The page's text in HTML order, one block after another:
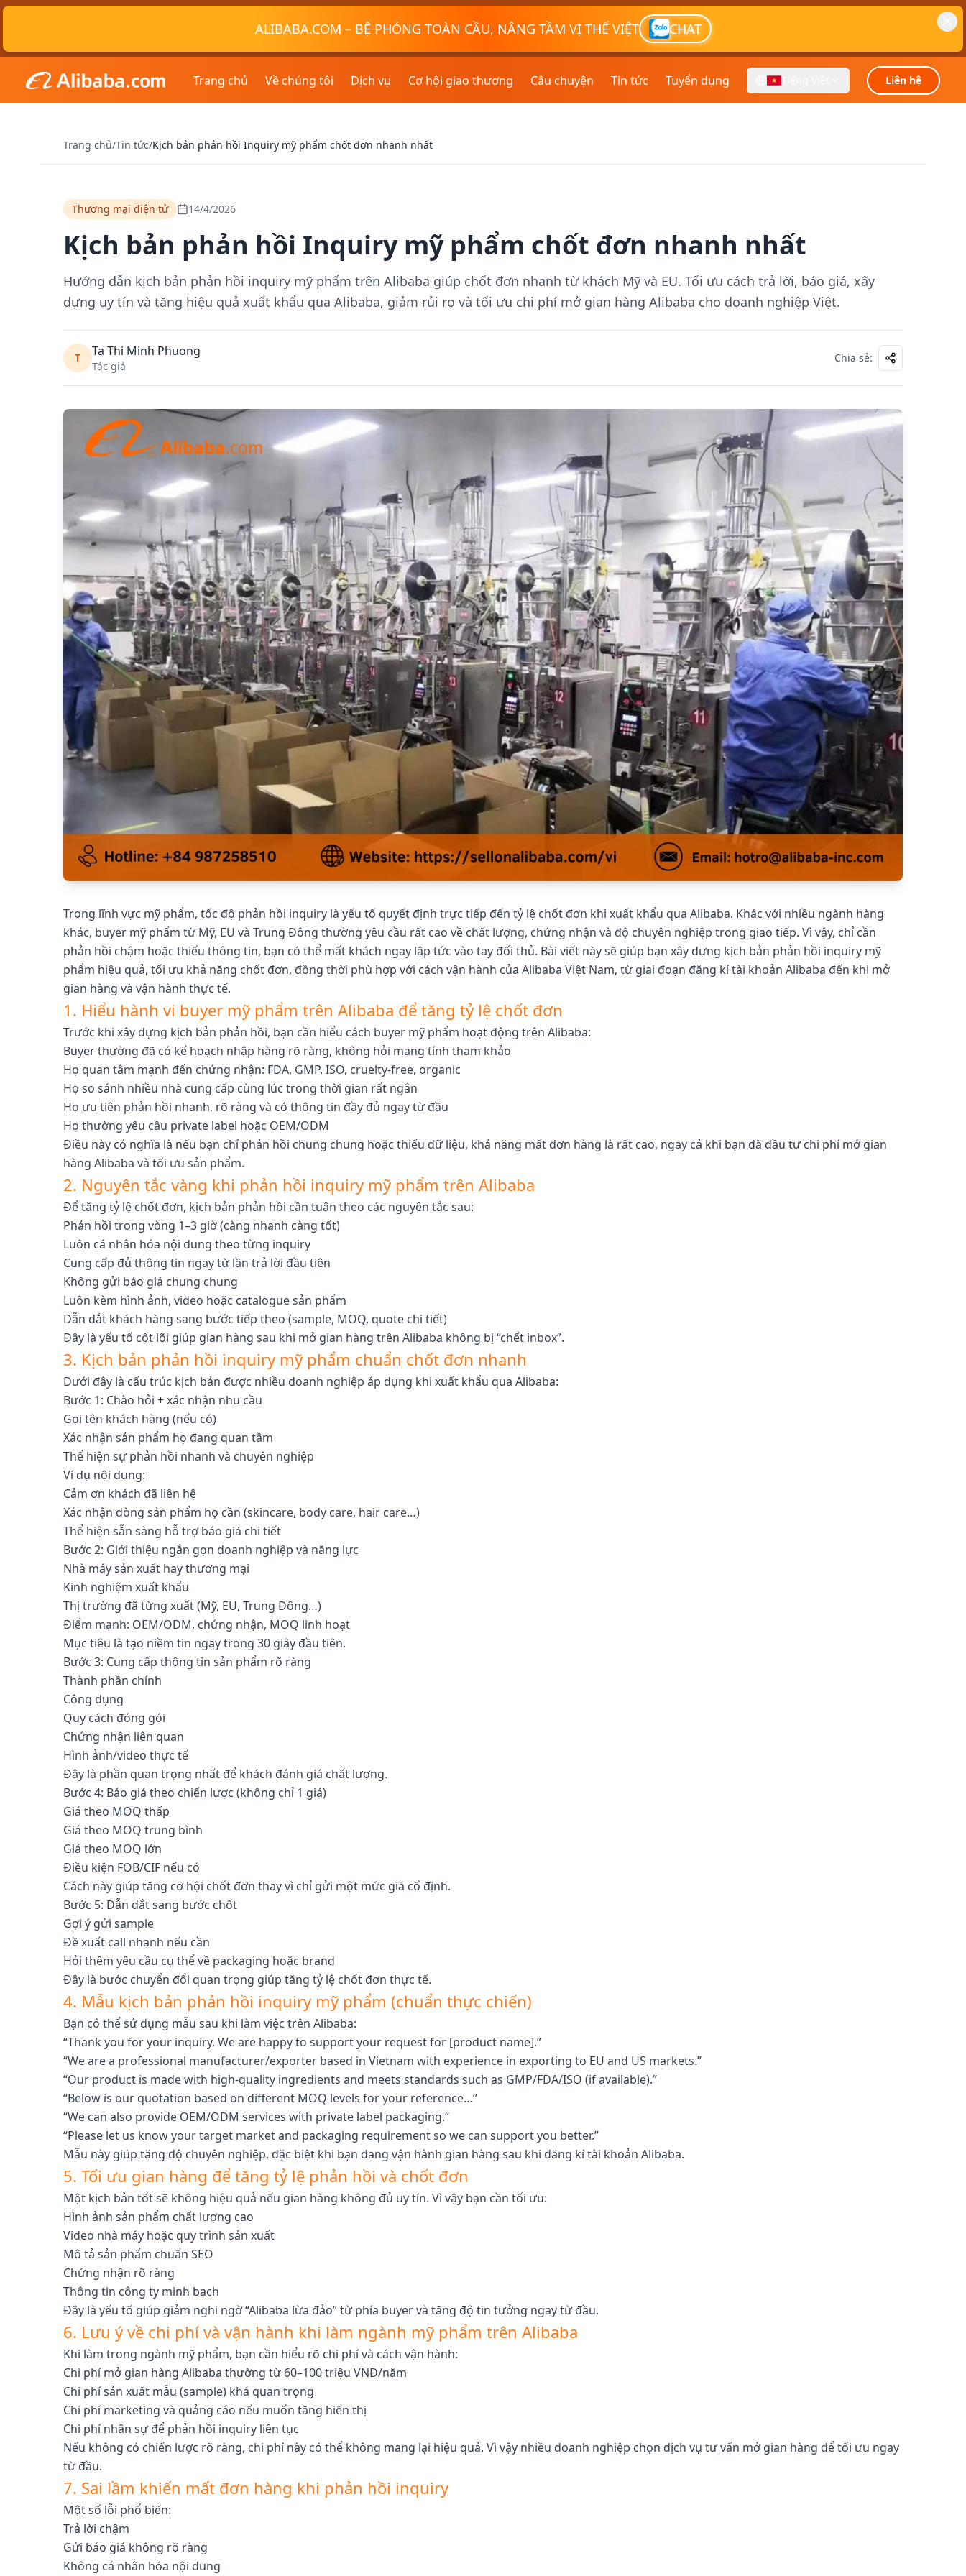
ALIBABA.COM – BỆ PHÓNG TOÀN CẦU, NÂNG TẦM VỊ THẾ VIỆT CHAT
Trang chủ Về chúng tôi Dịch vụ Cơ hội giao thương Câu chuyện Tin tức Tuyển dụng Liên hệ
Trang chủ/Tin tức/Kịch bản phản hồi Inquiry mỹ phẩm chốt đơn nhanh nhất
Thương mại điện tử 14/4/2026
Kịch bản phản hồi Inquiry mỹ phẩm chốt đơn nhanh nhất
Hướng dẫn kịch bản phản hồi inquiry mỹ phẩm trên Alibaba giúp chốt đơn nhanh từ khách Mỹ và EU. Tối ưu cách trả lời, báo giá, xây
dựng uy tín và tăng hiệu quả xuất khẩu qua Alibaba, giảm rủi ro và tối ưu chi phí mở gian hàng Alibaba cho doanh nghiệp Việt.
T Ta Thi Minh Phuong
Tác giả
Chia sẻ:
Trong lĩnh vực mỹ phẩm, tốc độ phản hồi inquiry là yếu tố quyết định trực tiếp đến tỷ lệ chốt đơn khi xuất khẩu qua Alibaba. Khác với nhiều ngành hàng
khác, buyer mỹ phẩm từ Mỹ, EU và Trung Đông thường yêu cầu rất cao về chất lượng, chứng nhận và độ chuyên nghiệp trong giao tiếp. Vì vậy, chỉ cần
phản hồi chậm hoặc thiếu thông tin, bạn có thể mất khách ngay lập tức vào tay đối thủ. Bài viết này sẽ giúp bạn xây dựng kịch bản phản hồi inquiry mỹ
phẩm hiệu quả, tối ưu khả năng chốt đơn, đồng thời phù hợp với cách vận hành của Alibaba Việt Nam, từ giai đoạn đăng kí tài khoản Alibaba đến khi mở
gian hàng và vận hành thực tế.
1. Hiểu hành vi buyer mỹ phẩm trên Alibaba để tăng tỷ lệ chốt đơn
Trước khi xây dựng kịch bản phản hồi, bạn cần hiểu cách buyer mỹ phẩm hoạt động trên Alibaba:
Buyer thường đã có kế hoạch nhập hàng rõ ràng, không hỏi mang tính tham khảo
Họ quan tâm mạnh đến chứng nhận: FDA, GMP, ISO, cruelty-free, organic
Họ so sánh nhiều nhà cung cấp cùng lúc trong thời gian rất ngắn
Họ ưu tiên phản hồi nhanh, rõ ràng và có thông tin đầy đủ ngay từ đầu
Họ thường yêu cầu private label hoặc OEM/ODM
Điều này có nghĩa là nếu bạn chỉ phản hồi chung chung hoặc thiếu dữ liệu, khả năng mất đơn hàng là rất cao, ngay cả khi bạn đã đầu tư chi phí mở gian
hàng Alibaba và tối ưu sản phẩm.
2. Nguyên tắc vàng khi phản hồi inquiry mỹ phẩm trên Alibaba
Để tăng tỷ lệ chốt đơn, kịch bản phản hồi cần tuân theo các nguyên tắc sau:
Phản hồi trong vòng 1–3 giờ (càng nhanh càng tốt)
Luôn cá nhân hóa nội dung theo từng inquiry
Cung cấp đủ thông tin ngay từ lần trả lời đầu tiên
Không gửi báo giá chung chung
Luôn kèm hình ảnh, video hoặc catalogue sản phẩm
Dẫn dắt khách hàng sang bước tiếp theo (sample, MOQ, quote chi tiết)
Đây là yếu tố cốt lõi giúp gian hàng sau khi mở gian hàng trên Alibaba không bị “chết inbox”.
3. Kịch bản phản hồi inquiry mỹ phẩm chuẩn chốt đơn nhanh
Dưới đây là cấu trúc kịch bản được nhiều doanh nghiệp áp dụng khi xuất khẩu qua Alibaba:
Bước 1: Chào hỏi + xác nhận nhu cầu
Gọi tên khách hàng (nếu có)
Xác nhận sản phẩm họ đang quan tâm
Thể hiện sự phản hồi nhanh và chuyên nghiệp
Ví dụ nội dung:
Cảm ơn khách đã liên hệ
Xác nhận dòng sản phẩm họ cần (skincare, body care, hair care…)
Thể hiện sẵn sàng hỗ trợ báo giá chi tiết
Bước 2: Giới thiệu ngắn gọn doanh nghiệp và năng lực
Nhà máy sản xuất hay thương mại
Kinh nghiệm xuất khẩu
Thị trường đã từng xuất (Mỹ, EU, Trung Đông…)
Điểm mạnh: OEM/ODM, chứng nhận, MOQ linh hoạt
Mục tiêu là tạo niềm tin ngay trong 30 giây đầu tiên.
Bước 3: Cung cấp thông tin sản phẩm rõ ràng
Thành phần chính
Công dụng
Quy cách đóng gói
Chứng nhận liên quan
Hình ảnh/video thực tế
Đây là phần quan trọng nhất để khách đánh giá chất lượng.
Bước 4: Báo giá theo chiến lược (không chỉ 1 giá)
Giá theo MOQ thấp
Giá theo MOQ trung bình
Giá theo MOQ lớn
Điều kiện FOB/CIF nếu có
Cách này giúp tăng cơ hội chốt đơn thay vì chỉ gửi một mức giá cố định.
Bước 5: Dẫn dắt sang bước chốt
Gợi ý gửi sample
Đề xuất call nhanh nếu cần
Hỏi thêm yêu cầu cụ thể về packaging hoặc brand
Đây là bước chuyển đổi quan trọng giúp tăng tỷ lệ chốt đơn thực tế.
4. Mẫu kịch bản phản hồi inquiry mỹ phẩm (chuẩn thực chiến)
Bạn có thể sử dụng mẫu sau khi làm việc trên Alibaba:
“Thank you for your inquiry. We are happy to support your request for [product name].”
“We are a professional manufacturer/exporter based in Vietnam with experience in exporting to EU and US markets.”
“Our product is made with high-quality ingredients and meets standards such as GMP/FDA/ISO (if available).”
“Below is our quotation based on different MOQ levels for your reference…”
“We can also provide OEM/ODM services with private label packaging.”
“Please let us know your target market and packaging requirement so we can support you better.”
Mẫu này giúp tăng độ chuyên nghiệp, đặc biệt khi bạn đang vận hành gian hàng sau khi đăng kí tài khoản Alibaba.
5. Tối ưu gian hàng để tăng tỷ lệ phản hồi và chốt đơn
Một kịch bản tốt sẽ không hiệu quả nếu gian hàng không đủ uy tín. Vì vậy bạn cần tối ưu:
Hình ảnh sản phẩm chất lượng cao
Video nhà máy hoặc quy trình sản xuất
Mô tả sản phẩm chuẩn SEO
Chứng nhận rõ ràng
Thông tin công ty minh bạch
Đây là yếu tố giúp giảm nghi ngờ “Alibaba lừa đảo” từ phía buyer và tăng độ tin tưởng ngay từ đầu.
6. Lưu ý về chi phí và vận hành khi làm ngành mỹ phẩm trên Alibaba
Khi làm trong ngành mỹ phẩm, bạn cần hiểu rõ chi phí và cách vận hành:
Chi phí mở gian hàng Alibaba thường từ 60–100 triệu VNĐ/năm
Chi phí sản xuất mẫu (sample) khá quan trọng
Chi phí marketing và quảng cáo nếu muốn tăng hiển thị
Chi phí nhân sự để phản hồi inquiry liên tục
Nếu không có chiến lược rõ ràng, chi phí này có thể không mang lại hiệu quả. Vì vậy nhiều doanh nghiệp chọn dịch vụ tư vấn mở gian hàng để tối ưu ngay
từ đầu.
7. Sai lầm khiến mất đơn hàng khi phản hồi inquiry
Một số lỗi phổ biến:
Trả lời chậm
Gửi báo giá không rõ ràng
Không cá nhân hóa nội dung